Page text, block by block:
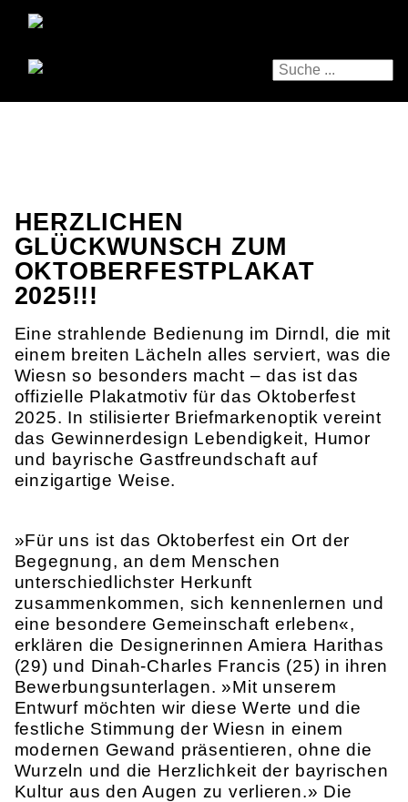
HERZLICHEN
GLÜCKWUNSCH ZUM
OKTOBERFESTPLAKAT
2025!!!
Eine strahlende Bedienung im Dirndl, die mit
einem breiten Lächeln alles serviert, was die
Wiesn so besonders macht – das ist das
offizielle Plakatmotiv für das Oktoberfest
2025. In stilisierter Briefmarkenoptik vereint
das Gewinnerdesign Lebendigkeit, Humor
und bayrische Gastfreundschaft auf
einzigartige Weise.
»Für uns ist das Oktoberfest ein Ort der
Begegnung, an dem Menschen
unterschiedlichster Herkunft
zusammenkommen, sich kennenlernen und
eine besondere Gemeinschaft erleben«,
erklären die Designerinnen Amiera Harithas
(29) und Dinah-Charles Francis (25) in ihren
Bewerbungsunterlagen. »Mit unserem
Entwurf möchten wir diese Werte und die
festliche Stimmung der Wiesn in einem
modernen Gewand präsentieren, ohne die
Wurzeln und die Herzlichkeit der bayrischen
Kultur aus den Augen zu verlieren.» Die